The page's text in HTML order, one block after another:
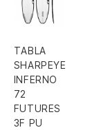
TABLA
SHARPEYE
INFERNO
72
FUTURES
3F PU